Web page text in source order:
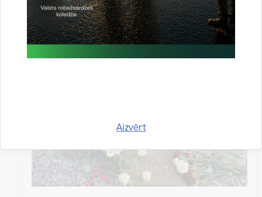
Aizvērt
Laiks
12.00–12.10
Atrašanās vieta